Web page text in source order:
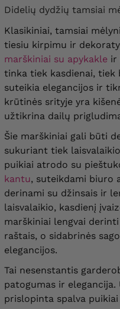
Didelių dydžių tamsiai
Klasikiniai, tamsiai
tiesiu kirpimu ir
marškiniai su apykakle ir
tinka tiek kasdienai, tiek
suteikia elegancijos ir
krūtinės srityje yra
užtikrina dailų
Šie marškiniai gali būti
sukuriant tiek
puikiai atrodo su
kantu, suteikdami biuro
derinami su džinsais ir
laisvalaikio, kasdienį
marškiniai lengvai
raštais, o sidabrinės
elegancijos.
Tai nesenstantis
patogumas ir
prislopinta spalva